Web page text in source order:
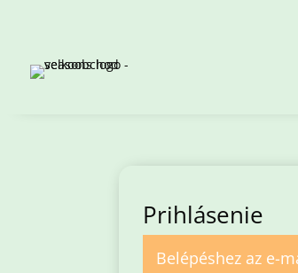
Prihlásenie
Belépéshez az e-